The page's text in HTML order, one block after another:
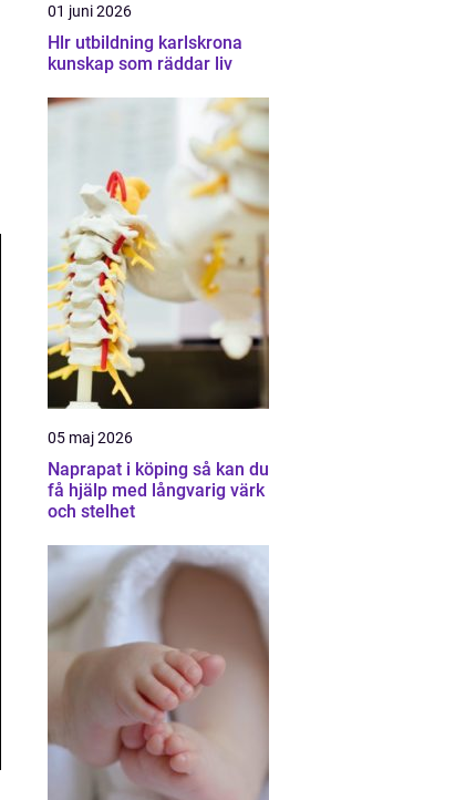
01 juni 2026
Hlr utbildning karlskrona
kunskap som räddar liv
05 maj 2026
Naprapat i köping så kan du
få hjälp med långvarig värk
och stelhet